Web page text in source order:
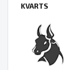
KVARTS